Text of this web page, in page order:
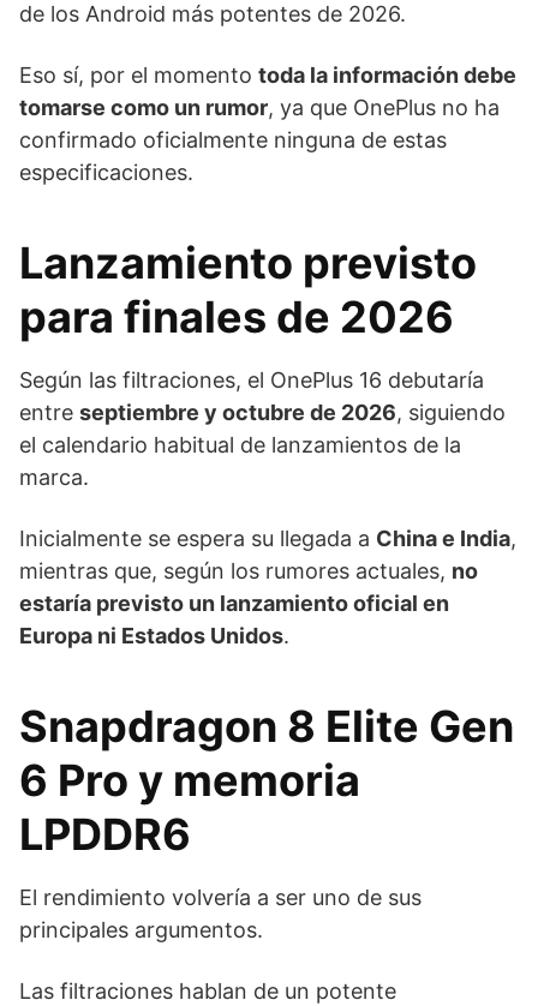
de los Android más potentes de 2026.
Eso sí, por el momento toda la información debe
tomarse como un rumor, ya que OnePlus no ha
confirmado oficialmente ninguna de estas
especificaciones.
Lanzamiento previsto
para finales de 2026
Según las filtraciones, el OnePlus 16 debutaría
entre septiembre y octubre de 2026, siguiendo
el calendario habitual de lanzamientos de la
marca.
Inicialmente se espera su llegada a China e India,
mientras que, según los rumores actuales, no
estaría previsto un lanzamiento oficial en
Europa ni Estados Unidos.
Snapdragon 8 Elite Gen
6 Pro y memoria
LPDDR6
El rendimiento volvería a ser uno de sus
principales argumentos.
Las filtraciones hablan de un potente